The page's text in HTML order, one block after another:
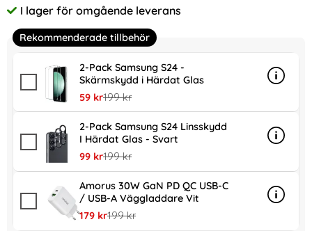
Tillgänglighet:
I lager för omgående leverans
Rekommenderade tillbehör
2-Pack Samsung S24 -
Skärmskydd i Härdat Glas
rea pris
59 krtidigare pris
199 kr
Info
mer
2-Pack Samsung S24 Linsskydd
I Härdat Glas - Svart
rea pris
99 krtidigare pris
199 kr
Info
mer
Amorus 30W GaN PD QC USB-C
/ USB-A Väggladdare Vit
rea pris
179 krtidigare pris
199 kr
Info
mer